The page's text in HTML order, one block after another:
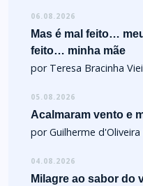
06.08.2026
Mas é mal feito…
feito… minha mãe
por Teresa Bracinha
05.08.2026
Acalmaram vento e
por Guilherme
04.08.2026
Milagre ao sabor do